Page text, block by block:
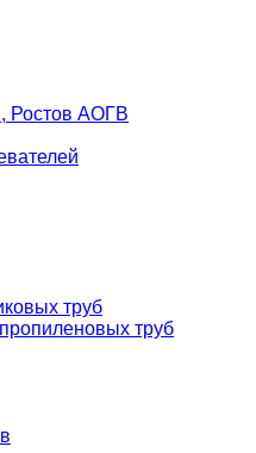
Ростов АОГВ
труб
труб